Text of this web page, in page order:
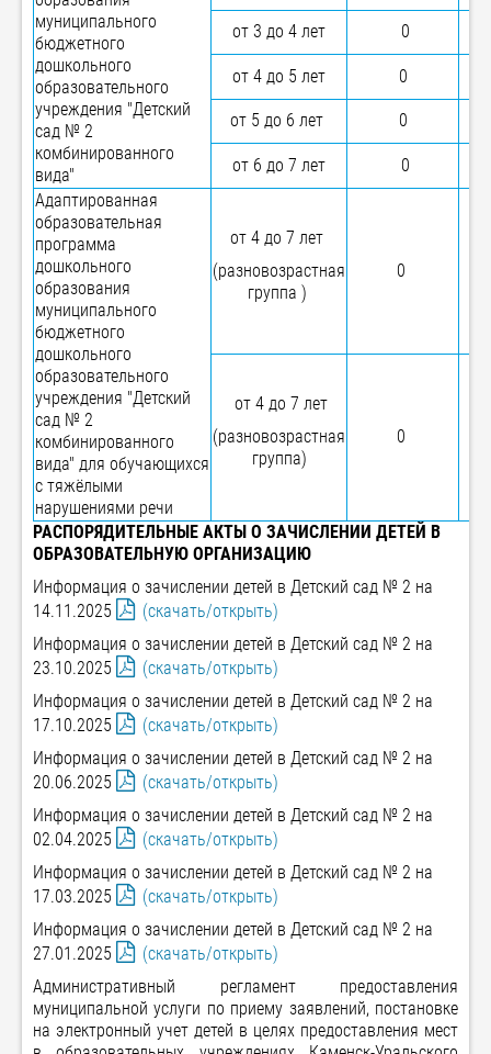
муниципального
бюджетного
дошкольного
образовательного
учреждения "Детский
сад № 2
комбинированного
вида"
от 3 до 4 лет 0
от 4 до 5 лет 0
от 5 до 6 лет 0
от 6 до 7 лет
0
Адаптированная
образовательная
программа
дошкольного
образования
муниципального
бюджетного
дошкольного
образовательного
учреждения "Детский
сад № 2
комбинированного
вида" для обучающихся
с тяжёлыми
нарушениями речи
от 4 до 7 лет
(разновозрастная
группа )
0
от 4 до 7 лет
(разновозрастная
группа)
0
РАСПОРЯДИТЕЛЬНЫЕ АКТЫ О ЗАЧИСЛЕНИИ ДЕТЕЙ В
ОБРАЗОВАТЕЛЬНУЮ ОРГАНИЗАЦИЮ
Информация о зачислении детей в Детский сад № 2 на
14.11.2025
(скачать/открыть)
Информация о зачислении детей в Детский сад № 2 на
23.10.2025
(скачать/открыть)
Информация о зачислении детей в Детский сад № 2 на
17.10.2025
(скачать/открыть)
Информация о зачислении детей в Детский сад № 2 на
20.06.2025
(скачать/открыть)
Информация о зачислении детей в Детский сад № 2 на
02.04.2025
(скачать/открыть)
Информация о зачислении детей в Детский сад № 2 на
17.03.2025
(скачать/открыть)
Информация о зачислении детей в Детский сад № 2 на
27.01.2025
(скачать/открыть)
Административный регламент предоставления
муниципальной услуги по приему заявлений, постановке
на электронный учет детей в целях предоставления мест